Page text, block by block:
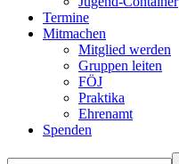
Termine
Mitmachen
Mitglied werden
Gruppen leiten
FÖJ
Praktika
Ehrenamt
Spenden